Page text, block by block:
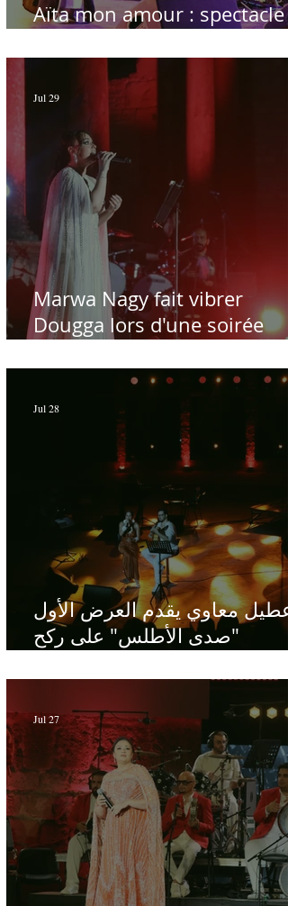
Aïta mon amour : spectacle
Marwa Nagy fait vibrer
Dougga lors d'une soirée
Hamdi - Par Sofien Manaï
Jul 29
عطيل معاوي يقدم العرض الأول
"صدى الأطلس" على ركح
طابعها الخاص
Jul 28
Jul 27